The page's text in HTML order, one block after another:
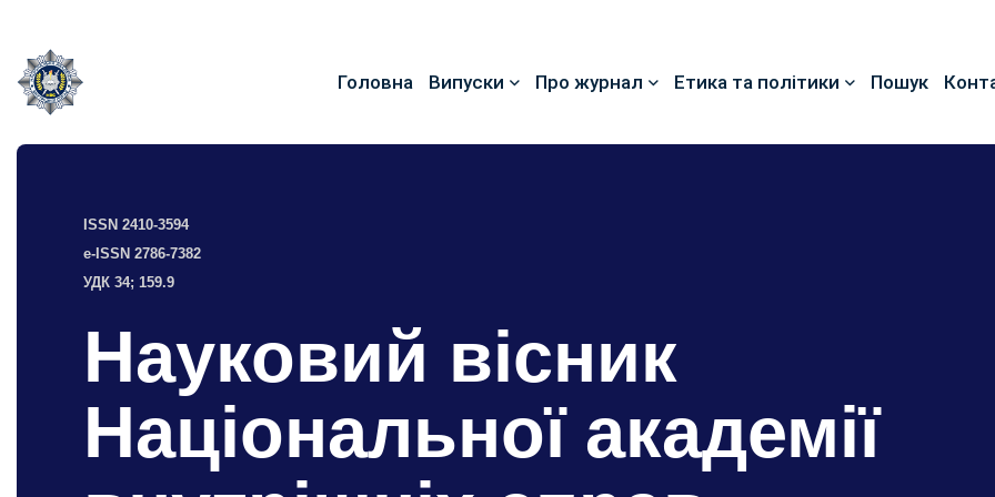
Головна Випуски Про журнал Етика та політики Пошук
ISSN 2410-3594
e-ISSN 2786-7382
УДК 34; 159.9
Науковий вісник
Національної академії